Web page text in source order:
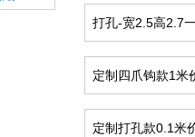
打孔-宽2.5高2.7
定制四爪钩款1米
定制打孔款0.1米